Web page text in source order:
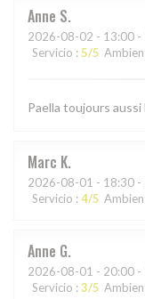
Anne S
2026-08-02 - 13:00 -
Servicio : 5/5
Paella toujours aussi
Marc K
2026-08-01 - 18:30 -
Servicio : 4/5
Anne G
2026-08-01 - 20:00 -
Servicio : 3/5